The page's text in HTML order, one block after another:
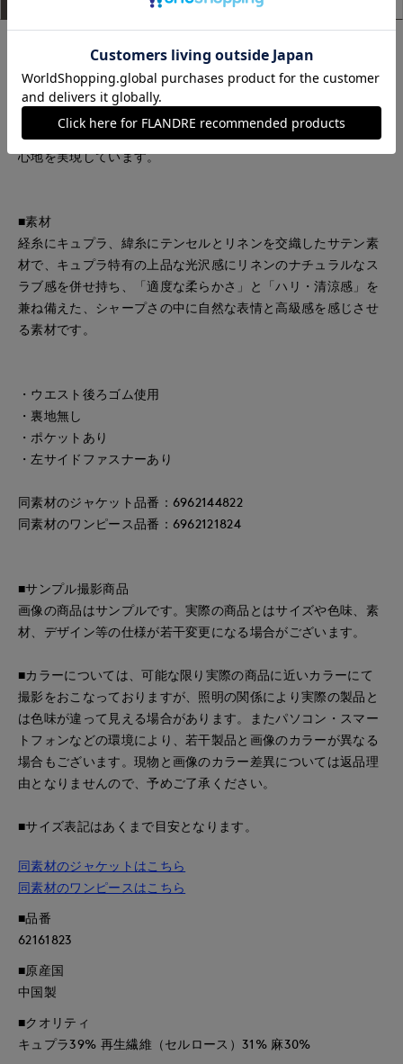
身体のラインを拾わないワイドシルエットのパンツ。センター
プレスを施してスタイルアップを叶え、脇あきですっきりと仕
上げたウエストデザインにウエストタックやステッチワークで
アクセントを加え、ウエストバックはゴム仕様でイージーな着
心地を実現しています。
■素材
経糸にキュプラ、緯糸にテンセルとリネンを交織したサテン素
材で、キュプラ特有の上品な光沢感にリネンのナチュラルなス
ラブ感を併せ持ち、「適度な柔らかさ」と「ハリ・清涼感」を
兼ね備えた、シャープさの中に自然な表情と高級感を感じさせ
る素材です。
・ウエスト後ろゴム使用
・裏地無し
・ポケットあり
・左サイドファスナーあり
同素材のジャケット品番：6962144822
同素材のワンピース品番：6962121824
■サンプル撮影商品
画像の商品はサンプルです。実際の商品とはサイズや色味、素
材、デザイン等の仕様が若干変更になる場合がございます。
■カラーについては、可能な限り実際の商品に近いカラーにて
撮影をおこなっておりますが、照明の関係により実際の製品と
は色味が違って見える場合があります。またパソコン・スマー
トフォンなどの環境により、若干製品と画像のカラーが異なる
場合もございます。現物と画像のカラー差異については返品理
由となりませんので、予めご了承ください。
■サイズ表記はあくまで目安となります。
同素材のジャケットはこちら
同素材のワンピースはこちら
■品番
62161823
■原産国
中国製
■クオリティ
キュプラ39% 再生繊維（セルロース）31% 麻30%